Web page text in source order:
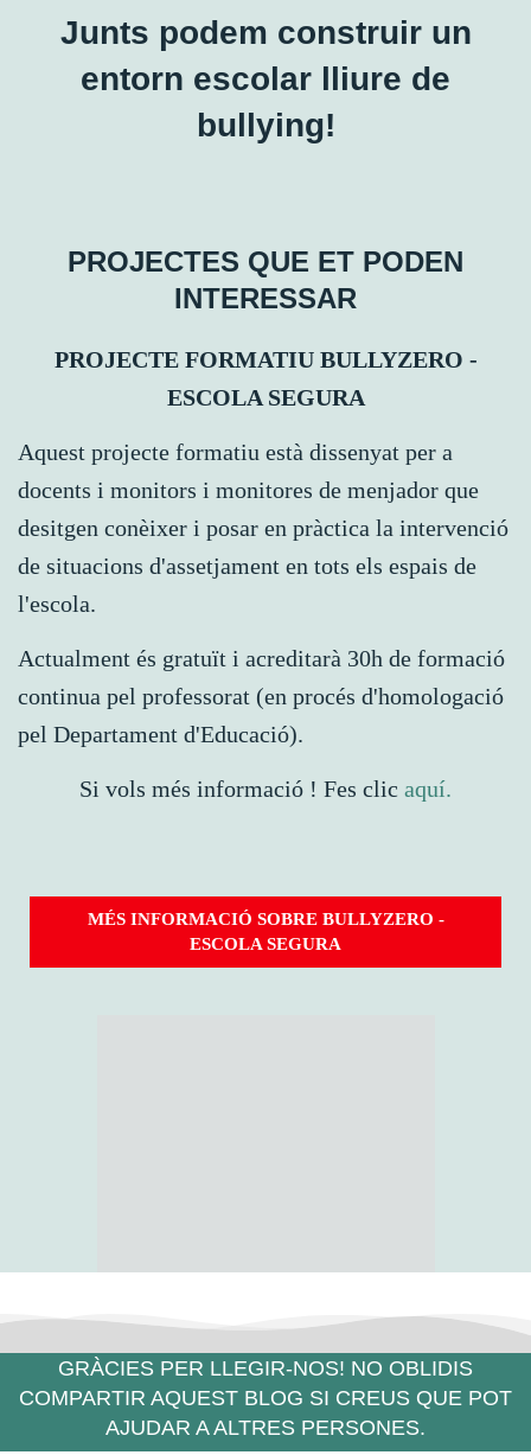
Junts podem construir un
entorn escolar lliure de
bullying!
PROJECTES QUE ET PODEN
INTERESSAR
PROJECTE FORMATIU BULLYZERO -
ESCOLA SEGURA
Aquest projecte formatiu està dissenyat per a
docents i monitors i monitores de menjador que
desitgen conèixer i posar en pràctica la intervenció
de situacions d'assetjament en tots els espais de
l'escola.
Actualment és gratuït i acreditarà 30h de formació
continua pel professorat (en procés d'homologació
pel Departament d'Educació).
Si vols més informació ! Fes clic aquí.
MÉS INFORMACIÓ SOBRE BULLYZERO -
ESCOLA SEGURA
GRÀCIES PER LLEGIR-NOS! NO OBLIDIS
COMPARTIR AQUEST BLOG SI CREUS QUE POT
AJUDAR A ALTRES PERSONES.